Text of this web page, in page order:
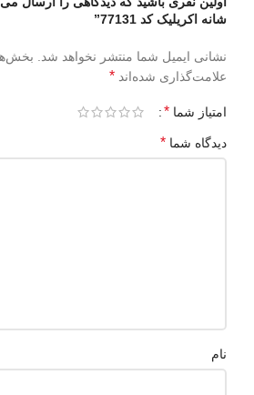
شانه اکریلیک کد 77131”
نشانی ایمیل شما منتشر نخواهد شد.
علامت‌گذاری شده‌اند *
امتیاز شما *
دیدگاه شما *
نام